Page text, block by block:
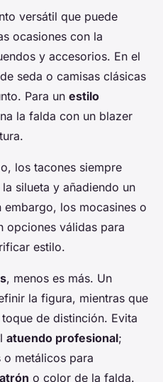
versátil que puede
ocasiones con la
y accesorios. En el
seda o camisas clásicas
Para un estilo
la falda con un blazer
los tacones siempre
silueta y añadiendo un
los mocasines o
opciones válidas para
estilo.
, menos es más. Un
la figura, mientras que
de distinción. Evita
atuendo profesional;
metálicos para
o color de la falda.